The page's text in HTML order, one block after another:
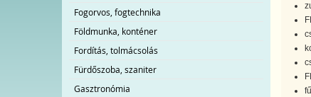
Fogorvos, fogtechnika
Földmunka, konténer
Fordítás, tolmácsolás
Fürdőszoba, szaniter
Gasztronómia